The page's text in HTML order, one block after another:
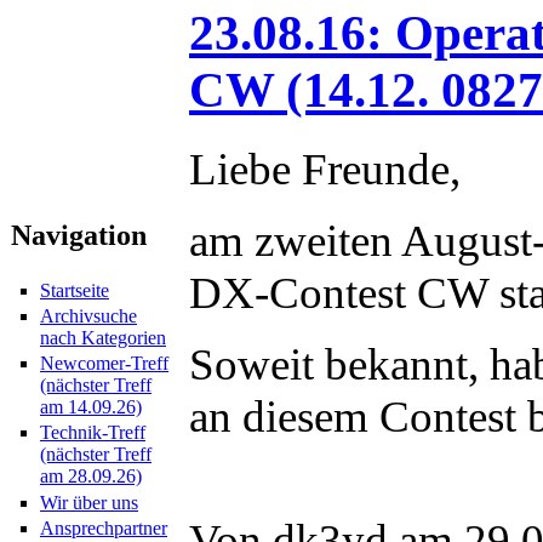
Navigation
Startseite
Archivsuche
nach Kategorien
Newcomer-Treff
(nächster Treff
am 14.09.26)
Technik-Treff
(nächster Treff
am 28.09.26)
Wir über uns
Ansprechpartner
23.08.16:
CW (14.12.
Liebe Freunde,
am zweiten
DX-Contest CW
Soweit bekannt,
an diesem Contest